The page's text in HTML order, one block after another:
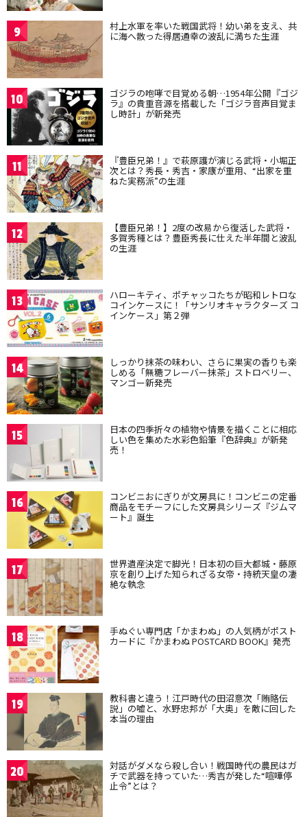
9 村上水軍を率いた戦国武将！幼い弟を支え、共
に海へ散った得居通幸の波乱に満ちた生涯
10 ゴジラの咆哮で目覚める朝…1954年公開『ゴジ
ラ』の貴重音源を搭載した「ゴジラ音声目覚ま
し時計」が新発売
11 『豊臣兄弟！』で萩原護が演じる武将・小堀正
次とは？秀長・秀吉・家康が重用、“出家を重
ねた実務派”の生涯
12 【豊臣兄弟！】2度の改易から復活した武将・
多賀秀種とは？豊臣秀長に仕えた半年間と波乱
の生涯
13 ハローキティ、ポチャッコたちが昭和レトロな
コインケースに！「サンリオキャラクターズ コ
インケース」第２弾
14 しっかり抹茶の味わい、さらに果実の香りも楽
しめる「無糖フレーバー抹茶」ストロベリー、
マンゴー新発売
15 日本の四季折々の植物や情景を描くことに相応
しい色を集めた水彩色鉛筆『色辞典』が新発
売！
16 コンビニおにぎりが文房具に！コンビニの定番
商品をモチーフにした文房具シリーズ『ジムマ
ート』誕生
17 世界遺産決定で脚光！日本初の巨大都城・藤原
京を創り上げた知られざる女帝・持統天皇の凄
絶な執念
18 手ぬぐい専門店「かまわぬ」の人気柄がポスト
カードに『かまわぬ POSTCARD BOOK』発売
19 教科書と違う！江戸時代の田沼意次「賄賂伝
説」の嘘と、水野忠邦が「大奥」を敵に回した
本当の理由
20 対話がダメなら殺し合い！戦国時代の農民はガ
チで武器を持っていた…秀吉が発した“喧嘩停
止令”とは？